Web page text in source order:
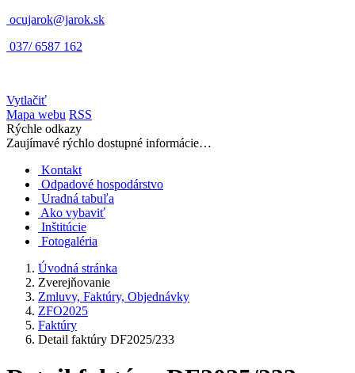
ocujarok@jarok.sk
037/ 6587 162
Vytlačiť
Mapa webu RSS
Rýchle odkazy
Zaujímavé rýchlo dostupné informácie…
Kontakt
Odpadové hospodárstvo
Uradná tabuľa
Ako vybaviť
Inštitúcie
Fotogaléria
Úvodná stránka
Zverejňovanie
Zmluvy, Faktúry, Objednávky
ZFO2025
Faktúry
Detail faktúry DF2025/233